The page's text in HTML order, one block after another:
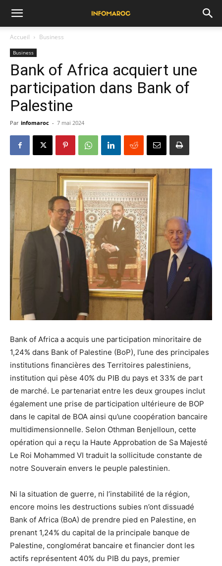
Accueil Business
Business
Bank of Africa acquiert une
participation dans Bank of
Palestine
Par infomaroc - 7 mai 2024
Bank of Africa a acquis une participation minoritaire de
1,24% dans Bank of Palestine (BoP), l’une des principales
institutions financières des Territoires palestiniens,
institution qui pèse 40% du PIB du pays et 33% de part
de marché. Le partenariat entre les deux groupes inclut
également une prise de participation ultérieure de BOP
dans le capital de BOA ainsi qu’une coopération bancaire
multidimensionnelle. Selon Othman Benjelloun, cette
opération qui a reçu la Haute Approbation de Sa Majesté
Le Roi Mohammed VI traduit la sollicitude constante de
notre Souverain envers le peuple palestinien.
Ni la situation de guerre, ni l’instabilité de la région,
encore moins les destructions subies n’ont dissuadé
Bank of Africa (BoA) de prendre pied en Palestine, en
prenant 1,24% du capital de la principale banque de
Palestine, conglomérat bancaire et financier dont les
actifs représentent 40% du PIB du pays, premier